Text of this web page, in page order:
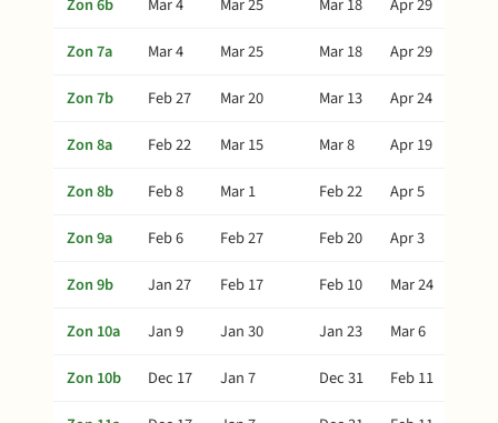
Zon 6b
Mar 4 Mar 25 Mar 18
Apr 29
Zon 7a
Mar 4 Mar 25 Mar 18
Apr 29
Zon 7b
Feb 27 Mar 20 Mar 13
Apr 24
Zon 8a
Feb 22 Mar 15 Mar 8
Apr 19
Zon 8b
Feb 8 Mar 1 Feb 22
Apr 5
Zon 9a
Feb 6 Feb 27 Feb 20
Apr 3
Zon 9b
Jan 27 Feb 17 Feb 10
Mar 24
Zon 10a
Jan 9 Jan 30 Jan 23
Mar 6
Zon 10b
Dec 17 Jan 7 Dec 31
Feb 11